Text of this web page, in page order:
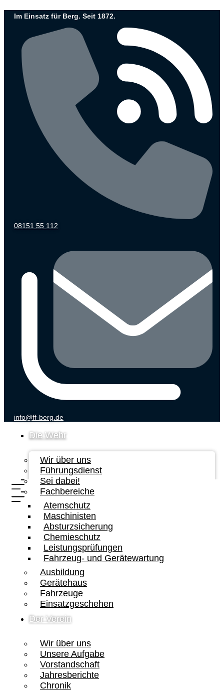
InhaltIm Einsatz für Berg. Seit 1872.
08151 55 112
info@ff-berg.de
Die Wehr
Wir über uns
Führungsdienst
Sei dabei!
Fachbereiche
Atemschutz
Maschinisten
Absturzsicherung
Chemieschutz
Leistungsprüfungen
Fahrzeug- und Gerätewartung
Ausbildung
Gerätehaus
Fahrzeuge
Einsatzgeschehen
Der Verein
Wir über uns
Unsere Aufgabe
Vorstandschaft
Jahresberichte
Chronik